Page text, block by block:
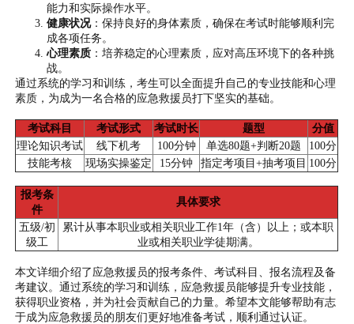
能力和实际操作水平。
健康状况：保持良好的身体素质，确保在考试时能够顺利完
成各项任务。
心理素质 ：培养稳定的心理素质，应对高压环境下的各种挑
战。
通过系统的学习和训练，考生可以全面提升自己的专业技能和心理
素质，为成为一名合格的应急救援员打下坚实的基础。
考试科目 考试形式 考试时长 题型
分值
理论知识考试
线下机考 100分钟 单选80题+判断20题
100分
技能考核
现场实操鉴定 15分钟 指定考项目+抽考项目 100分
报考条
件
具体要求
五级/初
级工
累计从事本职业或相关职业工作1年（含）以上；或本职
业或相关职业学徒期满。
本文详细介绍了应急救援员的报考条件、考试科目、报名流程及备
考建议。通过系统的学习和训练，应急救援员能够提升专业技能，
获得职业资格，并为社会贡献自己的力量。希望本文能够帮助有志
于成为应急救援员的朋友们更好地准备考试，顺利通过认证。